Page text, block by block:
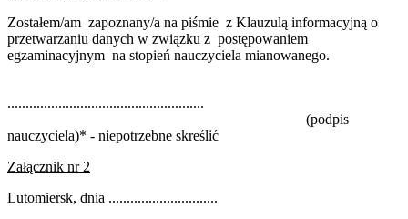
Zostałem/am zapoznany/a na piśmie z Klauzulą informacyjną o
przetwarzaniu danych w związku z postępowaniem
egzaminacyjnym na stopień nauczyciela mianowanego.
......................................................
(podpis
nauczyciela)* - niepotrzebne skreślić
Załącznik nr 2
Lutomiersk, dnia ..............................